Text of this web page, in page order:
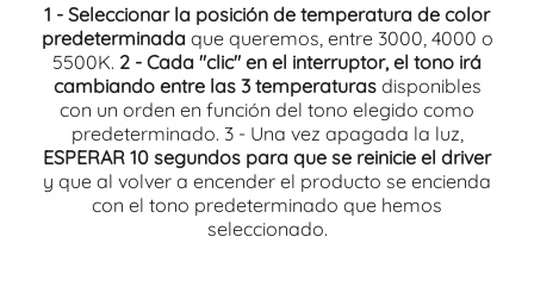
1 - Seleccionar la posición de temperatura de color
predeterminadaque queremos, entre 3000, 4000 o
5500K. 2 - Cada "clic" en el interruptor, el tono irá
cambiando entre las 3 temperaturasdisponibles
con un orden en función del tono elegido como
predeterminado. 3 - Una vez apagada la luz,
ESPERAR 10 segundos para que se reinicie el driver
y que al volver a encender el producto se encienda
con el tono predeterminado que hemos
seleccionado.